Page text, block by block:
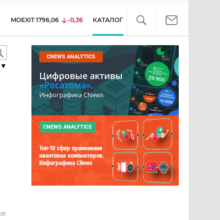
MOEXIT 1796,06 -0,36 КАТАЛОГ
CNEWS ANALYTICS
Цифровые активы
«Росатома».
Инфографика CNews
CNEWS ANALYTICS
Топ-10 сфер применения
квантовых компьютеров.
Инфографика CNews